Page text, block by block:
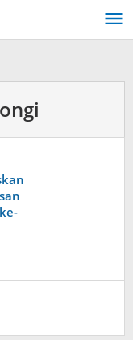
Umbu